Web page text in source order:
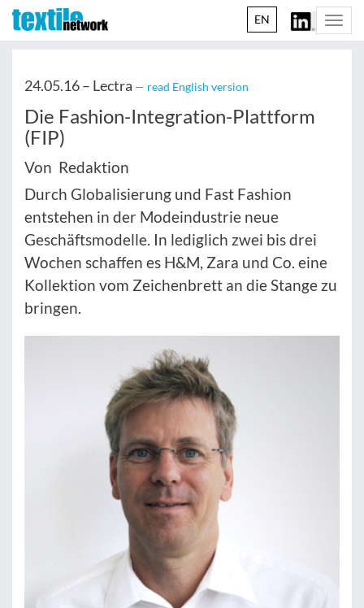
EN
24.05.16 – Lectra — read English version
Die Fashion-Integration-Plattform
(FIP)
Von Redaktion
Durch Globalisierung und Fast Fashion
entstehen in der Modeindustrie neue
Geschäftsmodelle. In lediglich zwei bis drei
Wochen schaffen es H&M, Zara und Co. eine
Kollektion vom Zeichenbrett an die Stange zu
bringen.